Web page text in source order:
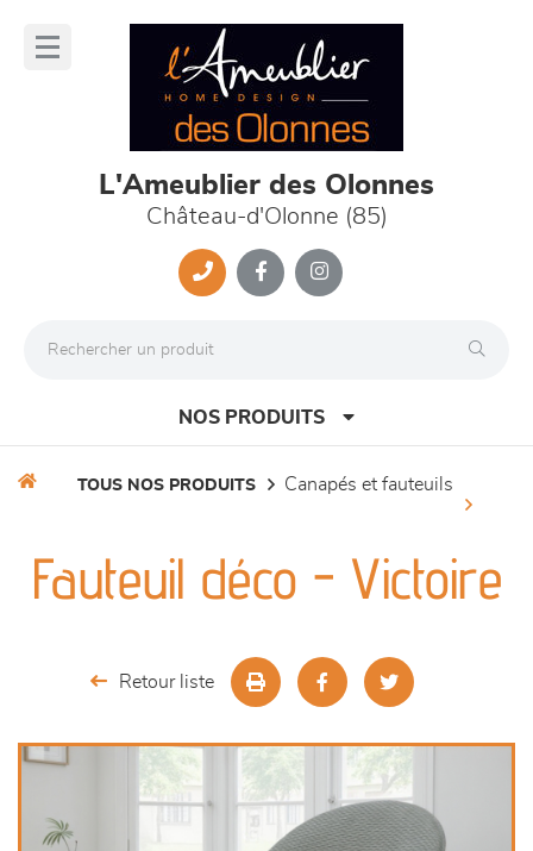
L'Ameublier des Olonnes
Château-d'Olonne (85)
NOS PRODUITS
séjours
meubles de complément
TOUS NOS PRODUITS canapés et fauteuils
Fauteuil déco - Victoire
Retour liste